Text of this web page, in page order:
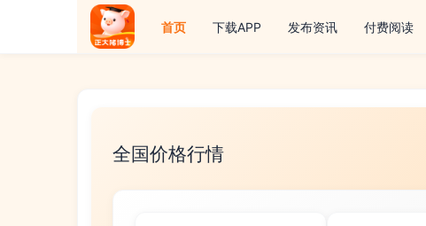
首页 下载APP 发布资讯 付费阅读
全国价格行情